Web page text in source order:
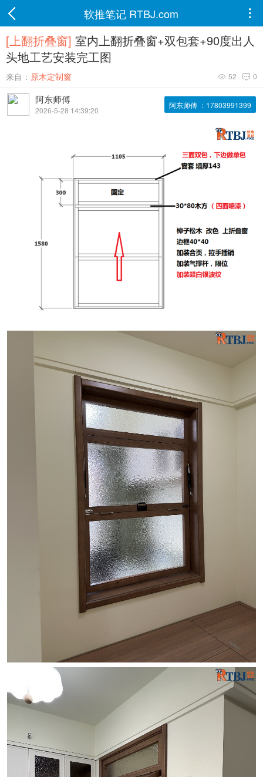
软推笔记 RTBJ.com 
[上翻折叠窗] 室内上翻折叠窗+双包套+90度出人
头地工艺安装完工图
来自： 原木定制窗  0
 52
阿东师傅
2026-5-28 14:39:20
阿东师傅 ：17803991399